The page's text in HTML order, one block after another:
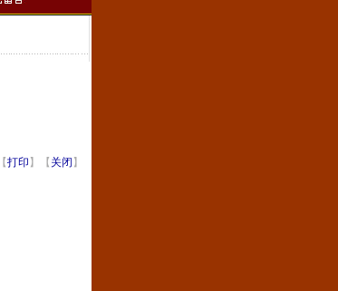
打印 】【 关闭 】